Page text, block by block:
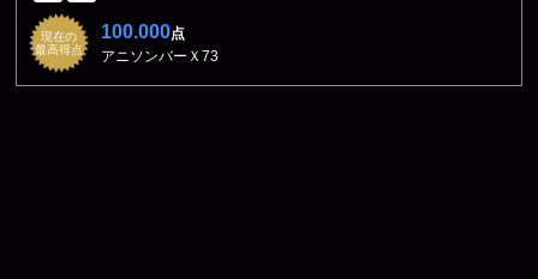
現在の
最高得点
100.000点
アニソンバーＸ73